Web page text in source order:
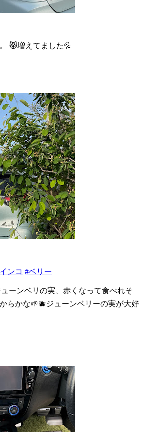
😾増えてました💦
ンコ #ベリー
ーンベリの実、赤くなって食べれそ
らかな🌱🫐ジューンベリーの実が大好